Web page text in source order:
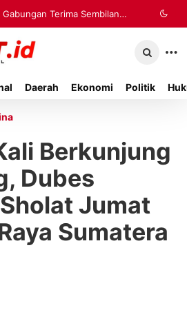
Gabungan Terima Sembilan
Evakuasi KM Mutiara Sentosa
Daerah Ekonomi Politik
Berkunjung
Dubes
Jumat
Sumatera